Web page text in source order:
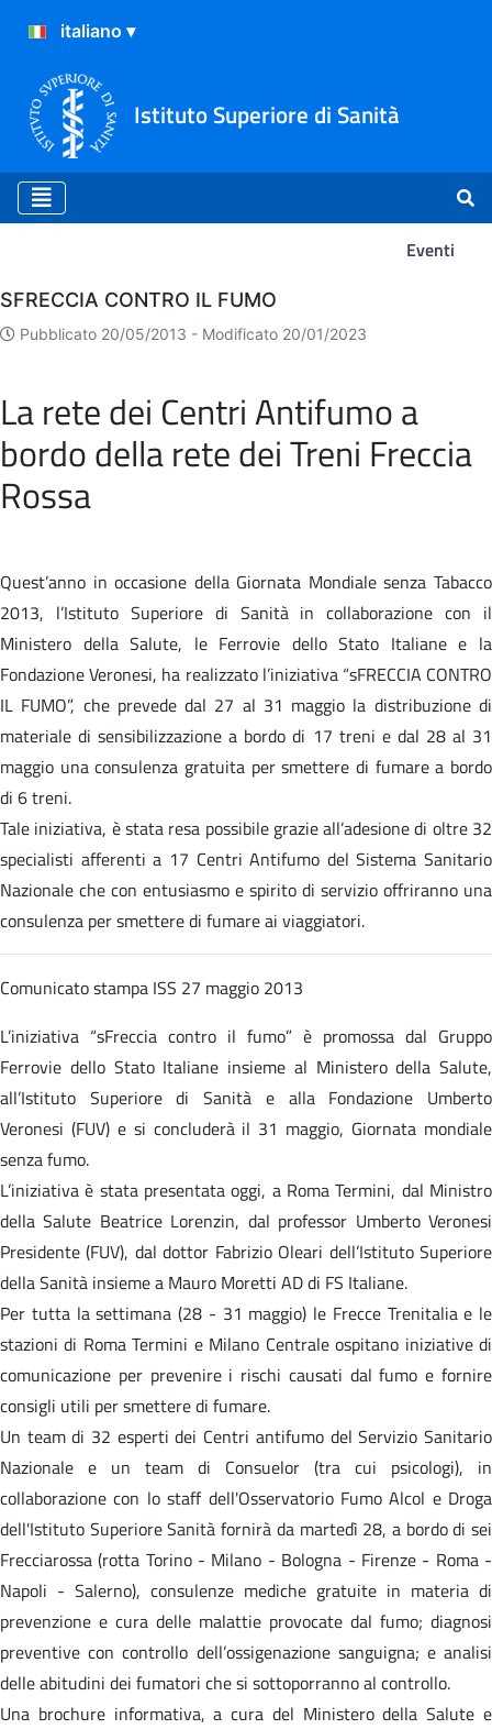
Istituto Superiore di Sanità
Eventi
Eventi
SFRECCIA CONTRO IL FUMO
Pubblicato 20/05/2013 - Modificato 20/01/2023
La rete dei Centri Antifumo a
bordo della rete dei Treni Freccia
Rossa
Quest’anno in occasione della Giornata Mondiale senza Tabacco
2013, l’Istituto Superiore di Sanità in collaborazione con il
Ministero della Salute, le Ferrovie dello Stato Italiane e la
Fondazione Veronesi, ha realizzato l’iniziativa “sFRECCIA CONTRO
IL FUMO”, che prevede dal 27 al 31 maggio la distribuzione di
materiale di sensibilizzazione a bordo di 17 treni e dal 28 al 31
maggio una consulenza gratuita per smettere di fumare a bordo
di 6 treni.
Tale iniziativa, è stata resa possibile grazie all’adesione di oltre 32
specialisti afferenti a 17 Centri Antifumo del Sistema Sanitario
Nazionale che con entusiasmo e spirito di servizio offriranno una
consulenza per smettere di fumare ai viaggiatori.
Comunicato stampa ISS 27 maggio 2013
L’iniziativa “sFreccia contro il fumo” è promossa dal Gruppo
Ferrovie dello Stato Italiane insieme al Ministero della Salute,
all’Istituto Superiore di Sanità e alla Fondazione Umberto
Veronesi (FUV) e si concluderà il 31 maggio, Giornata mondiale
senza fumo.
L’iniziativa è stata presentata oggi, a Roma Termini, dal Ministro
della Salute Beatrice Lorenzin, dal professor Umberto Veronesi
Presidente (FUV), dal dottor Fabrizio Oleari dell’Istituto Superiore
della Sanità insieme a Mauro Moretti AD di FS Italiane.
Per tutta la settimana (28 - 31 maggio) le Frecce Trenitalia e le
stazioni di Roma Termini e Milano Centrale ospitano iniziative di
comunicazione per prevenire i rischi causati dal fumo e fornire
consigli utili per smettere di fumare.
Un team di 32 esperti dei Centri antifumo del Servizio Sanitario
Nazionale e un team di Consuelor (tra cui psicologi), in
collaborazione con lo staff dell'Osservatorio Fumo Alcol e Droga
dell'Istituto Superiore Sanità fornirà da martedì 28, a bordo di sei
Frecciarossa (rotta Torino - Milano - Bologna - Firenze - Roma -
Napoli - Salerno), consulenze mediche gratuite in materia di
prevenzione e cura delle malattie provocate dal fumo; diagnosi
preventive con controllo dell’ossigenazione sanguigna; e analisi
delle abitudini dei fumatori che si sottoporranno al controllo.
Una brochure informativa, a cura del Ministero della Salute e